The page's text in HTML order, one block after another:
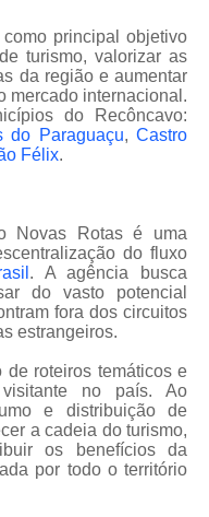
principal objetivo
turismo, valorizar as
da região e aumentar
mercado internacional.
do Recôncavo:
do Paraguaçu,Castro
Félix.
Novas Rotas é uma
do fluxo
. A agência busca
do vasto potencial
fora dos circuitos
estrangeiros.
de roteiros temáticos e
no país. Ao
e distribuição de
a cadeia do turismo,
os benefícios da
por todo o território